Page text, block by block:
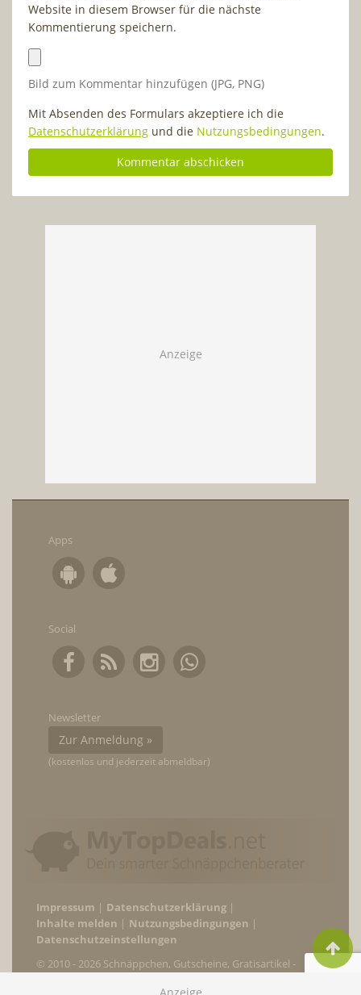
Website in diesem Browser für die nächste
Kommentierung speichern.
Bild zum Kommentar hinzufügen (JPG, PNG)
Mit Absenden des Formulars akzeptiere ich die
Datenschutzerklärung und die Nutzungsbedingungen.
Apps
Social
Newsletter
Zur Anmeldung »
(kostenlos und jederzeit abmeldbar)
Impressum
Datenschutzerklärung
Inhalte melden
Nutzungsbedingungen
Datenschutzeinstellungen
© 2010 - 2026 Schnäppchen, Gutscheine, Gratisartikel -